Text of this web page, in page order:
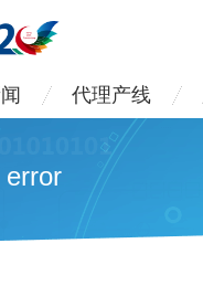
代理产线
error